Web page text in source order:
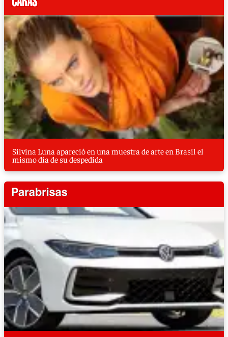
Silvina Luna apareció en una muestra de arte en Brasil el
mismo día de su despedida